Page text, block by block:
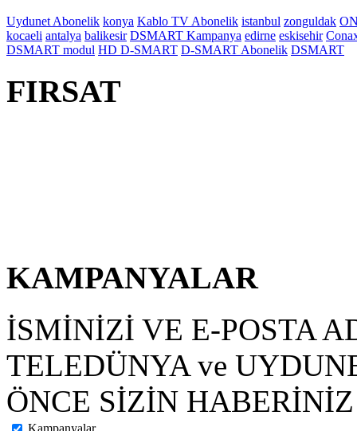
Uydunet Abonelik konya Kablo TV Abonelik istanbul zonguldak
kocaeli antalya balikesir DSMART Kampanya edirne eskisehir
DSMART modul HD D-SMART D-SMART Abonelik DSMART
FIRSAT
KAMPANYALAR
İSMİNİZİ VE E-POSTA
TELEDÜNYA ve
ÖNCE SİZİN
Kampanyalar